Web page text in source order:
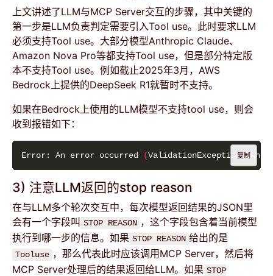
上文讲述了LLM与MCP Server交互的步骤，其中关键的
第一步是LLM负责判定需要引入Tool use。此时要求LLM
必须支持Tool use。大部分模型Anthropic Claude、
Amazon Nova Pro等都支持Tool use，但是部分特定版
本不支持Tool use。例如截止2025年3月，AWS
Bedrock上提供的DeepSeek R1就暂时不支持。
如果在Bedrock上使用的LLM模型不支持tool use，则会
收到报错如下：
Error: An error occurred (ValidationException)
复制
3) 注意LLM返回的stop reason
在与LLM多个轮次交互中，每次模型返回结果的JSON里
会有一个字段叫 STOP REASON ，这个字段包含着当前模型
执行到哪一步的信息。如果 STOP REASON 给出的是
Tooluse ，那么代表此时应该调用MCP Server，然后将
MCP Server处理后的结果返回给LLM。如果 STOP